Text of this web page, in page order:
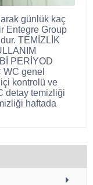
günlük kaç
Entegre Group
TEMİZLİK
PERİYOD
WC genel
kontrolü ve
detay temizliği
haftada